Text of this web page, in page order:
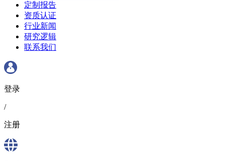
定制报告
资质认证
行业新闻
研究逻辑
联系我们
登录
/
注册